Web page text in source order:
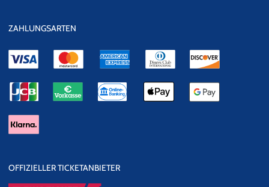
ZAHLUNGSARTEN
OFFIZIELLER TICKETANBIETER